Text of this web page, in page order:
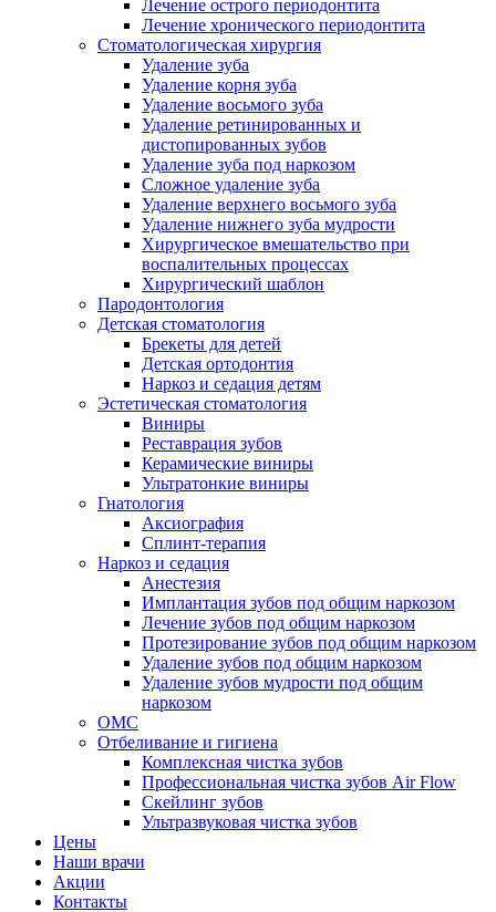
Лечение острого периодонтита
Лечение хронического периодонтита
Стоматологическая хирургия
Удаление зуба
Удаление корня зуба
Удаление восьмого зуба
Удаление ретинированных и
дистопированных зубов
Удаление зуба под наркозом
Сложное удаление зуба
Удаление верхнего восьмого зуба
Удаление нижнего зуба мудрости
Хирургическое вмешательство при
воспалительных процессах
Хирургический шаблон
Пародонтология
Детская стоматология
Брекеты для детей
Детская ортодонтия
Наркоз и седация детям
Эстетическая стоматология
Виниры
Реставрация зубов
Керамические виниры
Ультратонкие виниры
Гнатология
Аксиография
Сплинт-терапия
Наркоз и седация
Анестезия
Имплантация зубов под общим наркозом
Лечение зубов под общим наркозом
Протезирование зубов под общим наркозом
Удаление зубов под общим наркозом
Удаление зубов мудрости под общим
наркозом
ОМС
Отбеливание и гигиена
Комплексная чистка зубов
Профессиональная чистка зубов Air Flow
Скейлинг зубов
Ультразвуковая чистка зубов
Цены
Наши врачи
Акции
Контакты